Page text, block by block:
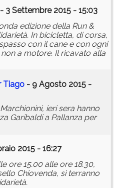
3 Settembre 2015 - 15:03
edizione della Run &
In bicicletta, di corsa,
con il cane e con ogni
a motore. Il ricavato alla
Tiago - 9 Agosto 2015 -
ieri sera hanno
Garibaldi a Pallanza per
2015 - 16:27
ore 15.00 alle ore 18.30,
Chiovenda, si terranno